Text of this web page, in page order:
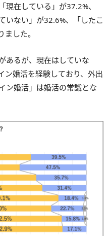
現在している」が37.2%、
いない」が32.6%、「したこ
した。
あるが、現在はしていな
ン婚活を経験しており、外出
ン婚活」は婚活の常識とな